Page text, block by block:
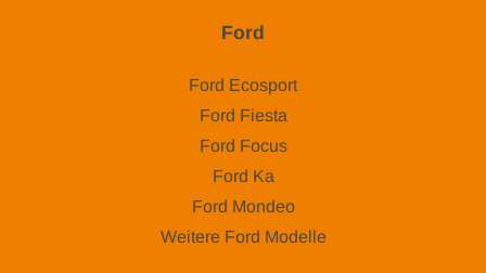
Ford
Ford Ecosport
Ford Fiesta
Ford Focus
Ford Ka
Ford Mondeo
Weitere Ford Modelle